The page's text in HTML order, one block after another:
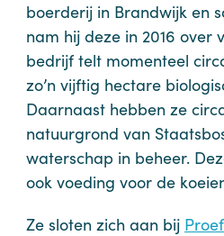
boerderij in Brandwijk en
nam hij deze in 2016 over
bedrijf telt momenteel
zo’n vijftig hectare
Daarnaast hebben ze
natuurgrond van
waterschap in beheer.
ook voeding voor de
Ze sloten zich aan bij